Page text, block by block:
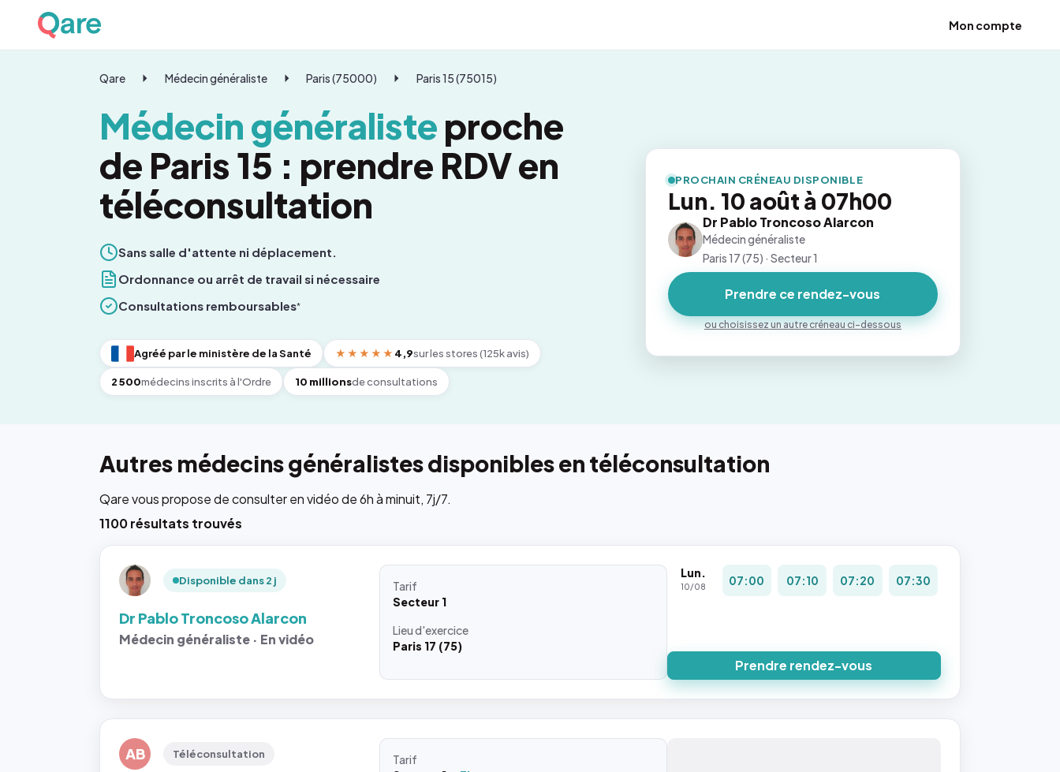
Mon compte
Qare Médecin généraliste Paris (75000) Paris 15 (75015)
Médecin généralisteproche
de Paris 15 : prendre RDV en
téléconsultation
Sans salle d'attente ni déplacement.
Ordonnance ou arrêt de travail si nécessaire
Consultations remboursables*
Agréé par le ministère de la Santé ★★★★★ 4,9sur les stores (125k avis)
2 500médecins inscrits à l'Ordre 10 millionsde consultations
PROCHAIN CRÉNEAU DISPONIBLE
Lun. 10 août à 07h00
Dr Pablo Troncoso Alarcon
Médecin généraliste
Paris 17 (75) · Secteur 1
Prendre ce rendez-vous
ou choisissez un autre créneau ci-dessous
Autres médecins généralistes disponibles en téléconsultation
Qare vous propose de consulter en vidéo de 6h à minuit, 7j/7.
1100 résultats trouvés
Disponible dans 2 j
Dr Pablo Troncoso Alarcon
Médecin généraliste · En vidéo
Tarif
Secteur 1
Lieud'exercice
Paris 17 (75)
Lun.
10/08 07:00 07:10 07:20 07:30
Prendre rendez-vous
AB Téléconsultation
Tarif